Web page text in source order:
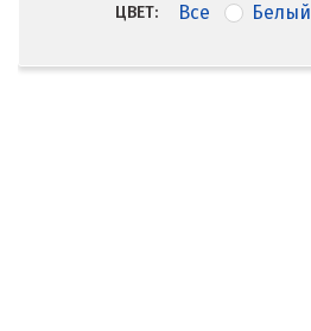
ЦВЕТ: Все Белый